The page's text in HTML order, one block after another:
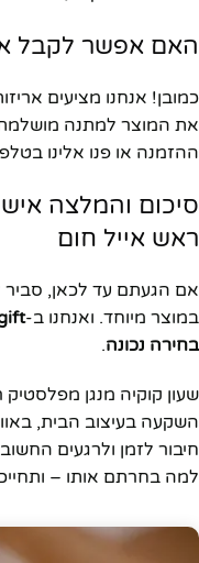
האם אפשר לקבל
כמובן! אנחנו מציעים
את המוצר למתנה
ההזמנה או פנו אלינו
סיכום והמלצה
ראש אייל חום
אם הגעתם עד לכאן,
במוצר מיוחד. ואנחנו ב-
בחירה נכונה.
שעון קוקיה מנגן
השקעה בעיצוב הבית,
חיבור לזמן ולרגעים
למה בחרתם אותו –